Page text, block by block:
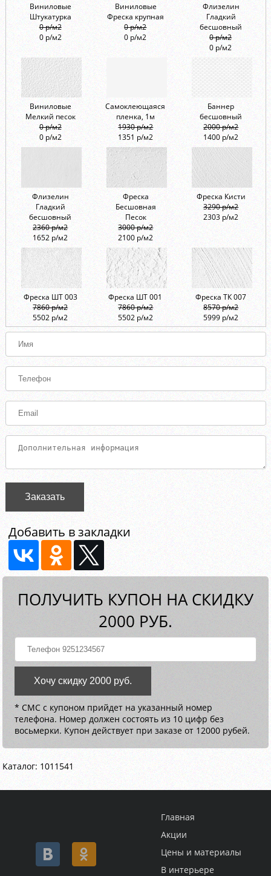
Виниловые
Штукатурка
0 р/м2
0 р/м2
Виниловые
Фреска крупная
0 р/м2
0 р/м2
Флизелин
Гладкий
бесшовный
0 р/м2
0 р/м2
Виниловые
Мелкий песок
0 р/м2
0 р/м2
Самоклеющаяся
пленка, 1м
1930 р/м2
1351 р/м2
Баннер
бесшовный
2000 р/м2
1400 р/м2
Флизелин
Гладкий
бесшовный
2360 р/м2
1652 р/м2
Фреска
Бесшовная
Песок
3000 р/м2
2100 р/м2
Фреска Кисти
3290 р/м2
2303 р/м2
Фреска ШТ 003
7860 р/м2
5502 р/м2
Фреска ШТ 001
7860 р/м2
5502 р/м2
Фреска ТК 007
8570 р/м2
5999 р/м2
Заказать
Добавить в закладки
ПОЛУЧИТЬ КУПОН НА СКИДКУ
2000 РУБ.
Хочу скидку 2000 руб.
* СМС с купоном прийдет на указанный номер
телефона. Номер должен состоять из 10 цифр без
восьмерки. Купон действует при заказе от 12000 рубей.
Каталог: 1011541
Главная
Акции
Цены и материалы
В интерьере